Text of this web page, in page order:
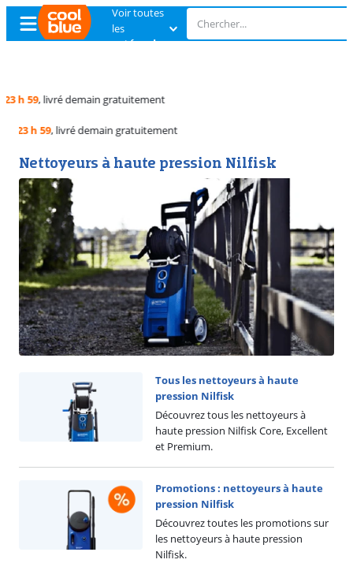
Voir toutes
les
catégories
Échange
Échange
Nettoyeurs à haute pression Nilfisk
Tous les nettoyeurs à haute
pression Nilfisk
Découvrez tous les nettoyeurs à
haute pression Nilfisk Core, Excellent
et Premium.
Promotions : nettoyeurs à haute
pression Nilfisk
Découvrez toutes les promotions sur
les nettoyeurs à haute pression
Nilfisk.